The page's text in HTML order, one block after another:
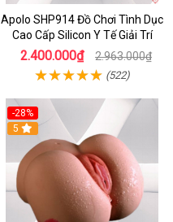
Apolo SHP914 Đồ Chơi Tình Dục
Cao Cấp Silicon Y Tế Giải Trí
2.400.000₫ 2.963.000₫
(522)
-28%
5